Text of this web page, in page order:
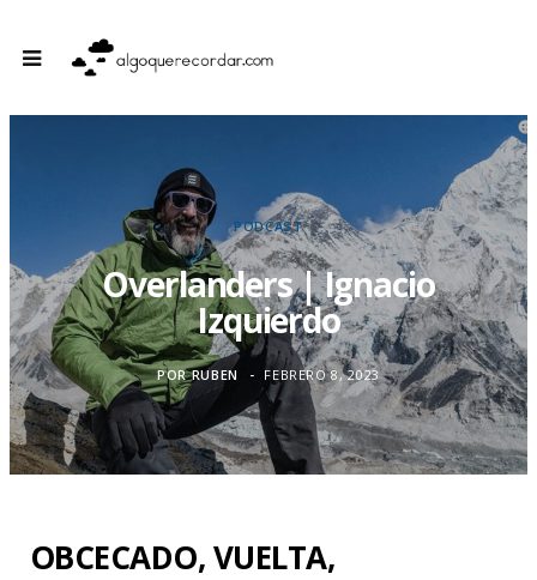
PODCAST
Overlanders | Ignacio
Izquierdo
PORRUBEN FEBRERO 8, 2023
OBCECADO, VUELTA,